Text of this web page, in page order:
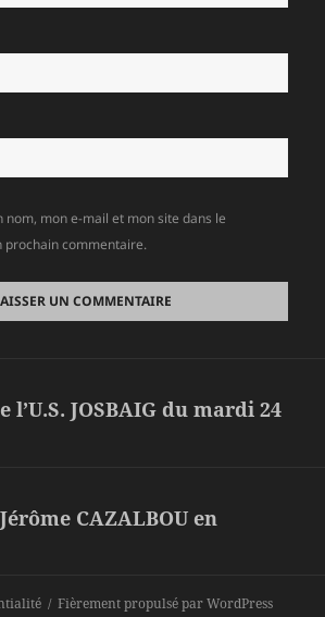
nom, mon e-mail et mon site dans le
prochain commentaire.
l’U.S. JOSBAIG du mardi 24
CAZALBOU en
Fièrement propulsé par WordPress